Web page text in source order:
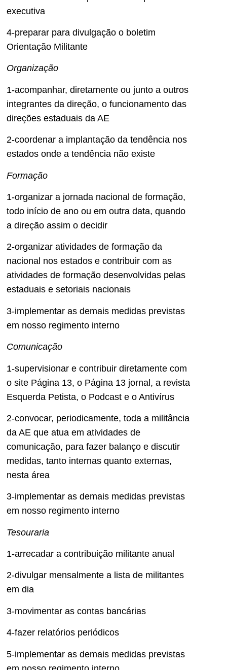
executiva
4-preparar para divulgação o boletim
Orientação Militante
Organização
1-acompanhar, diretamente ou junto a outros
integrantes da direção, o funcionamento das
direções estaduais da AE
2-coordenar a implantação da tendência nos
estados onde a tendência não existe
Formação
1-organizar a jornada nacional de formação,
todo início de ano ou em outra data, quando
a direção assim o decidir
2-organizar atividades de formação da
nacional nos estados e contribuir com as
atividades de formação desenvolvidas pelas
estaduais e setoriais nacionais
3-implementar as demais medidas previstas
em nosso regimento interno
Comunicação
1-supervisionar e contribuir diretamente com
o site Página 13, o Página 13 jornal, a revista
Esquerda Petista, o Podcast e o Antivírus
2-convocar, periodicamente, toda a militância
da AE que atua em atividades de
comunicação, para fazer balanço e discutir
medidas, tanto internas quanto externas,
nesta área
3-implementar as demais medidas previstas
em nosso regimento interno
Tesouraria
1-arrecadar a contribuição militante anual
2-divulgar mensalmente a lista de militantes
em dia
3-movimentar as contas bancárias
4-fazer relatórios periódicos
5-implementar as demais medidas previstas